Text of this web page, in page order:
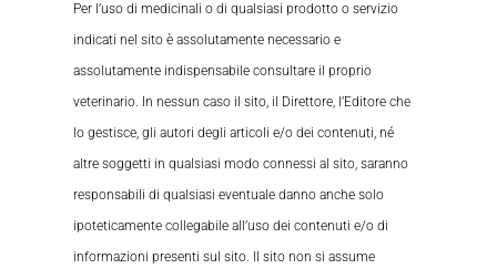
Per l’uso di medicinali o di qualsiasi prodotto o servizio
indicati nel sito è assolutamente necessario e
assolutamente indispensabile consultare il proprio
veterinario. In nessun caso il sito, il Direttore, l’Editore che
lo gestisce, gli autori degli articoli e/o dei contenuti, né
altre soggetti in qualsiasi modo connessi al sito, saranno
responsabili di qualsiasi eventuale danno anche solo
ipoteticamente collegabile all’uso dei contenuti e/o di
informazioni presenti sul sito. Il sito non si assume